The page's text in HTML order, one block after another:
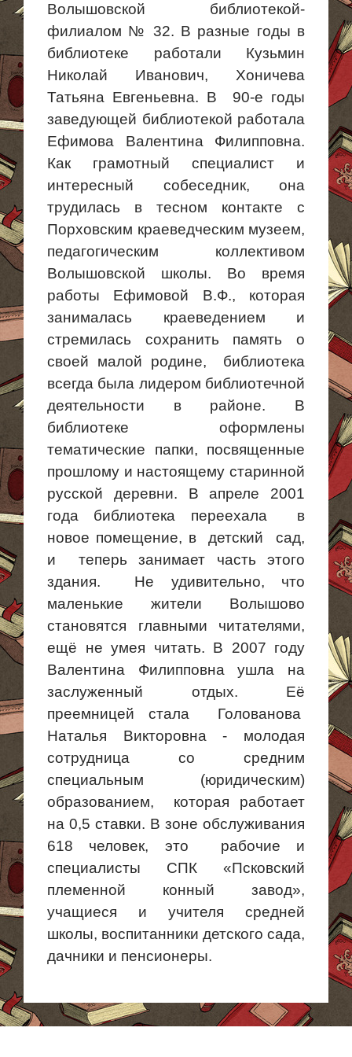
Волышовской библиотекой-
филиалом № 32. В разные годы в
библиотеке работали Кузьмин
Николай Иванович, Хоничева
Татьяна Евгеньевна. В 90-е годы
заведующей библиотекой работала
Ефимова Валентина Филипповна.
Как грамотный специалист и
интересный собеседник, она
трудилась в тесном контакте с
Порховским краеведческим музеем,
педагогическим коллективом
Волышовской школы. Во время
работы Ефимовой В.Ф., которая
занималась краеведением и
стремилась сохранить память о
своей малой родине, библиотека
всегда была лидером библиотечной
деятельности в районе. В
библиотеке оформлены
тематические папки, посвященные
прошлому и настоящему старинной
русской деревни.
В апреле 2001
года библиотека переехала в
новое помещение, в детский сад,
и теперь занимает часть этого
здания.
Не удивительно, что
маленькие жители Волышово
становятся главными читателями,
ещё не умея читать. В 2007 году
Валентина Филипповна ушла на
заслуженный отдых. Её
преемницей стала Голованова
Наталья Викторовна - молодая
сотрудница со средним
специальным (юридическим)
образованием,
которая работает
на 0,5 ставки. В зоне обслуживания
618 человек, это рабочие и
специалисты СПК «Псковский
племенной конный завод»,
учащиеся и учителя средней
школы, воспитанники детского сада,
дачники и пенсионеры.